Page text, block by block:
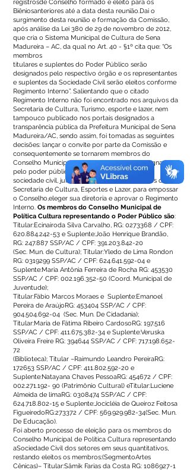
registrosde Conselho formado e eleito para os
Biêniosanteriores até a data desta reunião.Dai o
surgimento desta reunião e formação da Comissão,
após análise da Lei 380 de 29 de novembro de 2012,
que cria o Sistema Municipal de Cultura de Sena
Madureira – AC, da qual no Art. 40 - §1º cita que: “Os
membros
titulares e suplentes do Poder Público serão
designados pelo respectivo órgão e os representantes
e suplentes da Sociedade Civil serão eleitos conforme
Regimento Interno”. Salientando que o citado
Regimento Interno não foi encontrado nos arquivos da
Secretaria de Cultura, Turismo, esporte e lazer, nem
tampouco publicado nos portais designados a
transparência pública da Prefeitura Municipal de Sena
Madureira/AC, sendo assim, foi tomadas as seguintes
decisões: lançar o convite por parte da Comissão e
consequentemente se tornarem membros do
Conselho Municipal de Políticas Culturais designados
pelo poder público e
sociedade civil, juntamente com os funcionários da
Secretaria de Cultura, Esportes e Lazer, para empossar
o Conselho,eleger sua diretoria e aprovar o Regimento
Interno. Os membros do Conselho Municipal de
Política Cultura representando o Poder Público são:
Titular:Ecinairoda Silva Carvalho, RG: 0273368 / CPF:
620.884.242-53 e Suplente:João Henrique Brandão,
RG: 247.887 SSP/AC / CPF: 391.203.842-20
(Sec. Mun. de Cultura); Titular:Yledo de Lima Rondon
RG: 0319299 SSP/AC / CPF: 624.641.592-04 e
Suplente:Maria Antônia Ferreira de Rocha RG: 453530
SSP/AC / CPF: 002.196.352-50 (Coord. Municipal de
Juventude);
Titular:Fábio Marcos Moraes e Suplente:Emanoel
Pereira de AraújoRG: 453404 SSP/AC / CPF:
904.504.692-04 (Sec. Mun. De Cidadania);
Titular:Maria de Fátima Ribeiro CardosoRG: 197.516
SSP/AC / CPF: 411.675.382-34 e Suplente:Veruska
Oliveira Freire RG: 394644 SSP/AC / CPF: 717.198.652-
72
(Biblioteca); Titular –Raimundo Leandro PereiraRG:
172653 SSP/AC / CPF: 411.802.592-20 e
Suplente:Natayana Chaves PessoaRG: 454672 / CPF:
002.271.192- 90 (Patrimônio Cultural) eTitular:Luciene
Almeida de limaRG: 0308474 SSP/AC / CPF:
624.718.802-15 e Suplente:Jocicléia de Queiroz Feitosa
FigueiredoRG:273372 / CPF: 569.929.982-34(Sec. Mun.
De Educação).
Foi aberto processo de eleição para os membros do
Conselho Municipal de Política Cultura representando
aSociedade Civil dos setores em seus quantitativos,
restando eleitos os membros:(SegmentoArtes
Cênicas)– Titular:Sâmik Farias da Costa RG: 1086927-1